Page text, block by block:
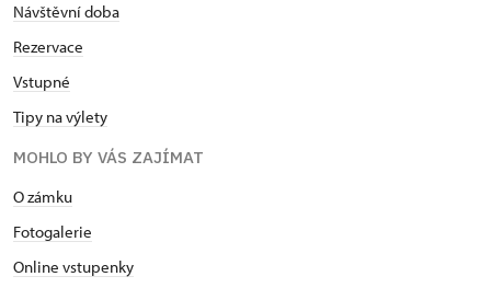
Návštěvní doba
Rezervace
Vstupné
Tipy na výlety
MOHLO BY VÁS ZAJÍMAT
O zámku
Fotogalerie
Online vstupenky